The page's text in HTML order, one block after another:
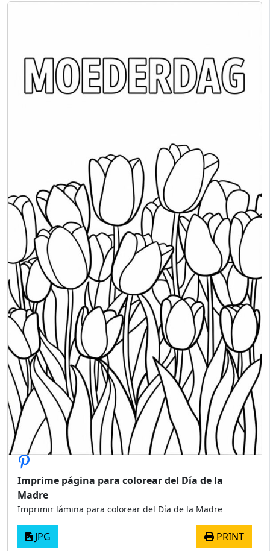
Imprime página para colorear del Día de la
Madre
Imprimir lámina para colorear del Día de la Madre
JPG PRINT